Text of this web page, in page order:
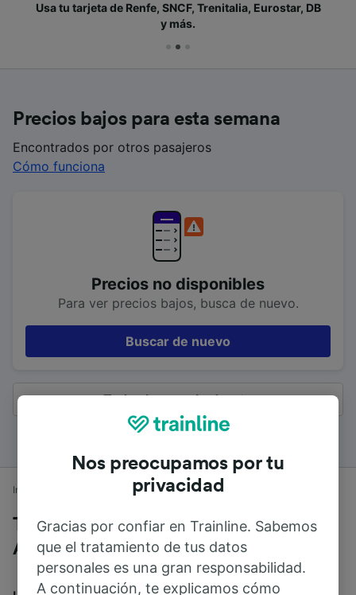
Usa tu tarjeta de Renfe, SNCF, Trenitalia, Eurostar, DB
y más.
Precios bajos para esta semana
Encontrados por otros pasajeros
Cómo funciona
Precios no disponibles
Para ver precios bajos, busca de nuevo.
Buscar de nuevo
Todos los resultados
Inicio Horarios de trenes London Victoria a Aeropuerto de Gatwick
Trenes desde London Victoria a
Aeropuerto de Gatwick
Nos preocupamos por tu
privacidad
Gracias por confiar en Trainline. Sabemos
que el tratamiento de tus datos
personales es una gran responsabilidad.
A continuación, te explicamos cómo